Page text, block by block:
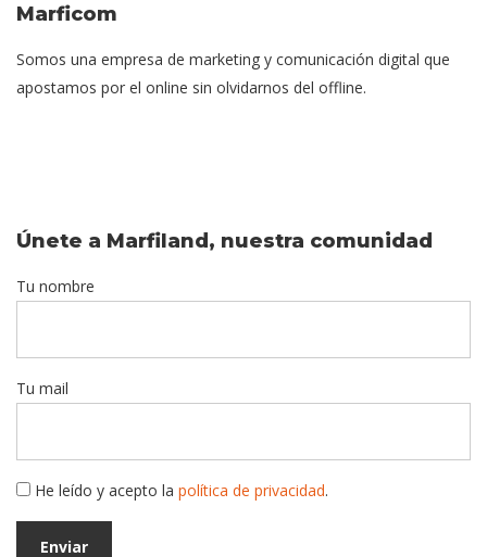
Marficom
Somos una empresa de marketing y comunicación digital que
apostamos por el online sin olvidarnos del offline.
Únete a Marfiland, nuestra comunidad
Tu nombre
Tu mail
He leído y acepto la política de privacidad.